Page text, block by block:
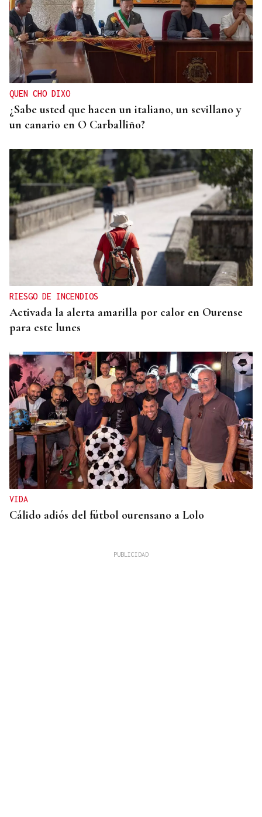
QUEN CHO DIXO
¿Sabe usted que el sosias, Donald Trump, no quiso
perderse la inauguración de la Festa do Boi de
Allariz?
QUEN CHO DIXO
¿Sabe usted que hacen un italiano, un sevillano y
un canario en O Carballiño?
RIESGO DE INCENDIOS
Activada la alerta amarilla por calor en Ourense
para este lunes
VIDA
Cálido adiós del fútbol ourensano a Lolo